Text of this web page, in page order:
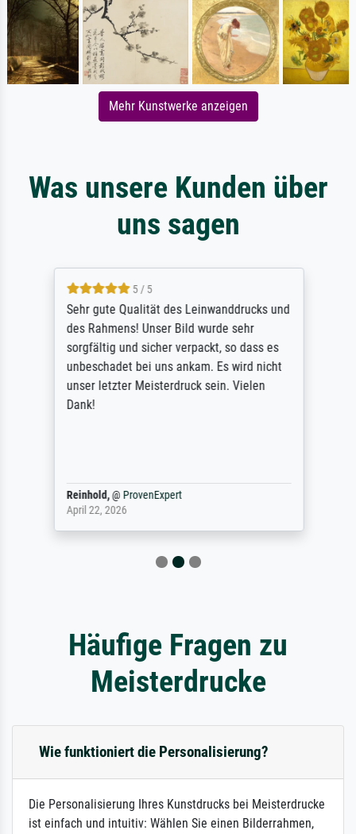
Mehr Kunstwerke anzeigen
Was unsere Kunden über
uns sagen
5 / 5
Sehr gute Qualität des Leinwanddrucks und
des Rahmens! Unser Bild wurde sehr
sorgfältig und sicher verpackt, so dass es
unbeschadet bei uns ankam. Es wird nicht
unser letzter Meisterdruck sein. Vielen
Dank!
Reinhold,@ ProvenExpert
April 22, 2026
Häufige Fragen zu
Meisterdrucke
Wie funktioniert die Personalisierung?
Die Personalisierung Ihres Kunstdrucks bei Meisterdrucke
ist einfach und intuitiv: Wählen Sie einen Bilderrahmen,